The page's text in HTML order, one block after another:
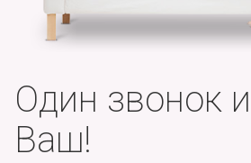
Один звонок
Ваш!